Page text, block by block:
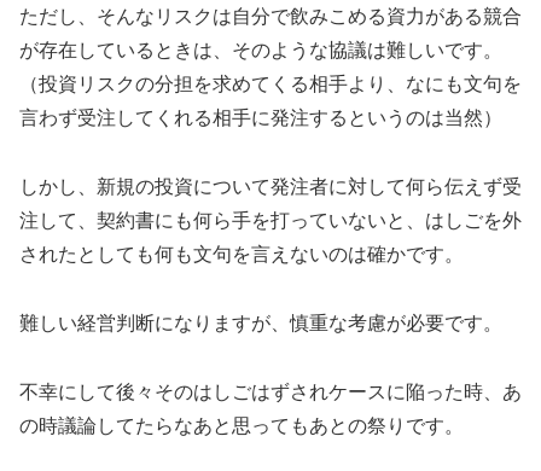
ただし、そんなリスクは自分で飲みこめる資力がある競合
が存在しているときは、そのような協議は難しいです。
（投資リスクの分担を求めてくる相手より、なにも文句を
言わず受注してくれる相手に発注するというのは当然）
しかし、新規の投資について発注者に対して何ら伝えず受
注して、契約書にも何ら手を打っていないと、はしごを外
されたとしても何も文句を言えないのは確かです。
難しい経営判断になりますが、慎重な考慮が必要です。
不幸にして後々そのはしごはずされケースに陥った時、あ
の時議論してたらなあと思ってもあとの祭りです。